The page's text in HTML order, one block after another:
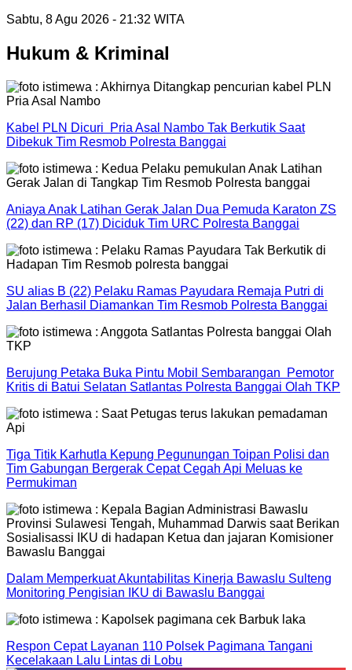
Sabtu, 8 Agu 2026 - 21:32 WITA
Hukum & Kriminal
Kabel PLN Dicuri Pria Asal Nambo Tak Berkutik Saat
Dibekuk Tim Resmob Polresta Banggai
Aniaya Anak Latihan Gerak Jalan Dua Pemuda Karaton ZS
(22) dan RP (17) Diciduk Tim URC Polresta Banggai
SU alias B (22) Pelaku Ramas Payudara Remaja Putri di
Jalan Berhasil Diamankan Tim Resmob Polresta Banggai
Berujung Petaka Buka Pintu Mobil Sembarangan Pemotor
Kritis di Batui Selatan Satlantas Polresta Banggai Olah TKP
Tiga Titik Karhutla Kepung Pegunungan Toipan Polisi dan
Tim Gabungan Bergerak Cepat Cegah Api Meluas ke
Permukiman
Dalam Memperkuat Akuntabilitas Kinerja Bawaslu Sulteng
Monitoring Pengisian IKU di Bawaslu Banggai
Respon Cepat Layanan 110 Polsek Pagimana Tangani
Kecelakaan Lalu Lintas di Lobu